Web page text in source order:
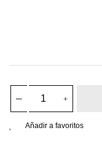
Añadir a favoritos